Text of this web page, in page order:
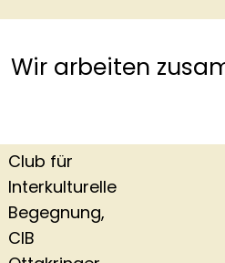
Wir arbeiten
Club für
Interkulturelle
Begegnung,
CIB